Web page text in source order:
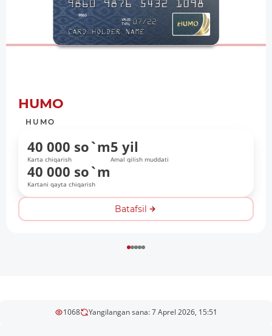
HUMO
HUMO
40 000 so`m
Karta chiqarish
5 yil
Amal qilish muddati
40 000 so`m
Kartani qayta chiqarish
Batafsil
1068 Yangilangan sana: 7 Aprel 2026, 15:51